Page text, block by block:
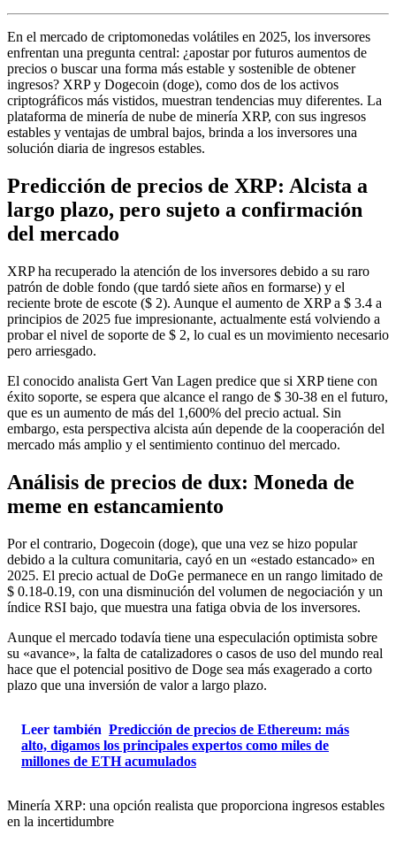
En el mercado de criptomonedas volátiles en 2025, los inversores
enfrentan una pregunta central: ¿apostar por futuros aumentos de
precios o buscar una forma más estable y sostenible de obtener
ingresos? XRP y Dogecoin (doge), como dos de los activos
criptográficos más vistidos, muestran tendencias muy diferentes. La
plataforma de minería de nube de minería XRP, con sus ingresos
estables y ventajas de umbral bajos, brinda a los inversores una
solución diaria de ingresos estables.
Predicción de precios de XRP: Alcista a
largo plazo, pero sujeto a confirmación
del mercado
XRP ha recuperado la atención de los inversores debido a su raro
patrón de doble fondo (que tardó siete años en formarse) y el
reciente brote de escote ($ 2). Aunque el aumento de XRP a $ 3.4 a
principios de 2025 fue impresionante, actualmente está volviendo a
probar el nivel de soporte de $ 2, lo cual es un movimiento necesario
pero arriesgado.
El conocido analista Gert Van Lagen predice que si XRP tiene con
éxito soporte, se espera que alcance el rango de $ 30-38 en el futuro,
que es un aumento de más del 1,600% del precio actual. Sin
embargo, esta perspectiva alcista aún depende de la cooperación del
mercado más amplio y el sentimiento continuo del mercado.
Análisis de precios de dux: Moneda de
meme en estancamiento
Por el contrario, Dogecoin (doge), que una vez se hizo popular
debido a la cultura comunitaria, cayó en un «estado estancado» en
2025. El precio actual de DoGe permanece en un rango limitado de
$ 0.18-0.19, con una disminución del volumen de negociación y un
índice RSI bajo, que muestra una fatiga obvia de los inversores.
Aunque el mercado todavía tiene una especulación optimista sobre
su «avance», la falta de catalizadores o casos de uso del mundo real
hace que el potencial positivo de Doge sea más exagerado a corto
plazo que una inversión de valor a largo plazo.
Leer también Predicción de precios de Ethereum: más
alto, digamos los principales expertos como miles de
millones de ETH acumulados
Minería XRP: una opción realista que proporciona ingresos estables
en la incertidumbre